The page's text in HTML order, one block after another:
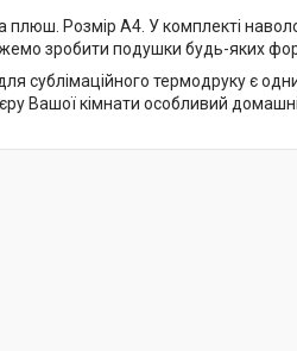
плюш. Розмір А4. У комплекті
зробити подушки будь-яких
сублімаційного термодруку є
Вашої кімнати особливий